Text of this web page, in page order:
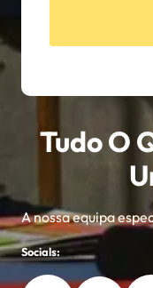
Tudo O
A nossa equipa
Socials: